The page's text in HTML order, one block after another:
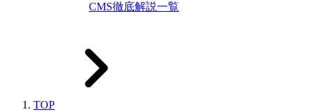
CMS徹底解説一覧
TOP